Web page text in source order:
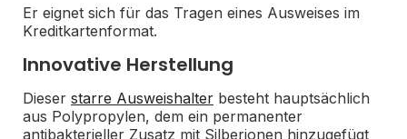
Er eignet sich für das Tragen eines Ausweises im
Kreditkartenformat.
Innovative Herstellung
Dieser starre Ausweishalter besteht hauptsächlich
aus Polypropylen, dem ein permanenter
antibakterieller Zusatz mit Silberionen hinzugefügt